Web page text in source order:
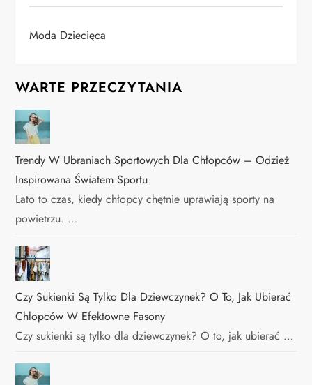
Moda Dziecięca
WARTE PRZECZYTANIA
Trendy W Ubraniach Sportowych Dla Chłopców – Odzież
Inspirowana Światem Sportu
Lato to czas, kiedy chłopcy chętnie uprawiają sporty na
powietrzu. …
Czy Sukienki Są Tylko Dla Dziewczynek? O To, Jak Ubierać
Chłopców W Efektowne Fasony
Czy sukienki są tylko dla dziewczynek? O to, jak ubierać …